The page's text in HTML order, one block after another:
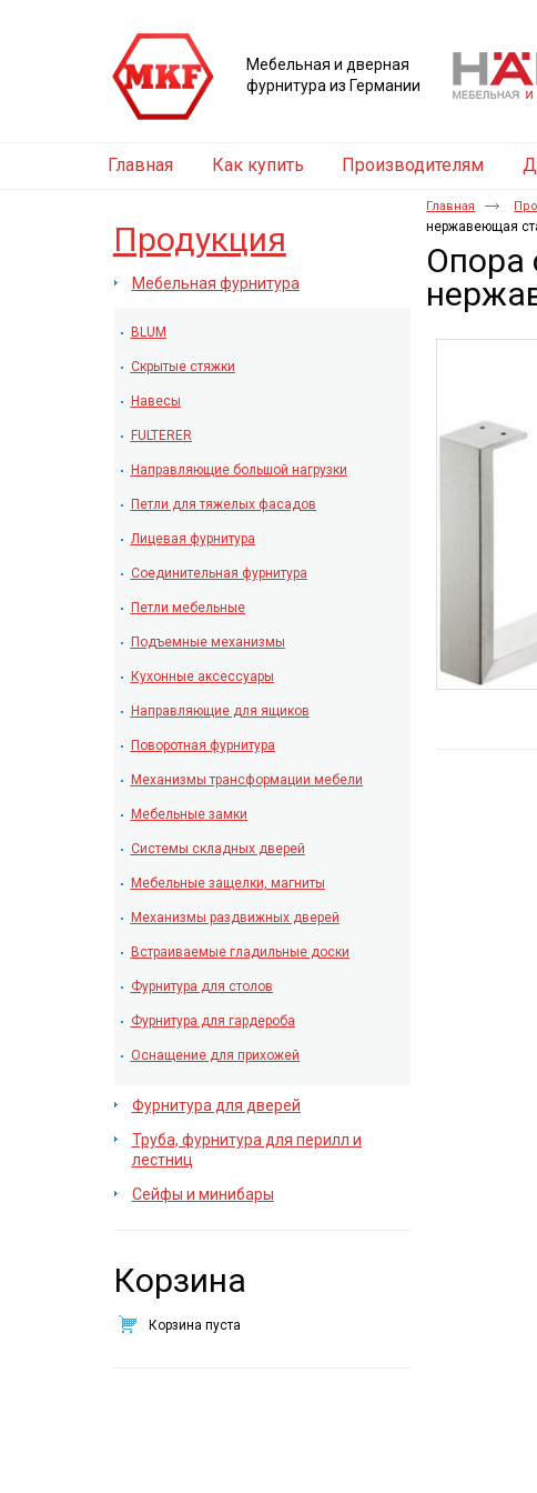
Мебельная и дверная
фурнитура из Германии
Главная Как купить Производителям
Продукция
Мебельная фурнитура
BLUM
Скрытые стяжки
Навесы
FULTERER
Направляющие большой нагрузки
Петли для тяжелых фасадов
Лицевая фурнитура
Соединительная фурнитура
Петли мебельные
Подъемные механизмы
Кухонные аксессуары
Направляющие для ящиков
Поворотная фурнитура
Механизмы трансформации мебели
Мебельные замки
Системы складных дверей
Мебельные защелки, магниты
Механизмы раздвижных дверей
Встраиваемые гладильные доски
Фурнитура для столов
Фурнитура для гардероба
Оснащение для прихожей
Фурнитура для дверей
Труба, фурнитура для перилл и
лестниц
Сейфы и минибары
Корзина
Корзина пуста
Главная
нержавеющая
Опора